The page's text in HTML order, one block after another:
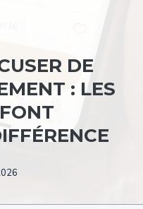
DE
: LES